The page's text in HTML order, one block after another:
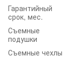
Гарантийный
срок, мес.
Съемные
подушки
Съемные чехлы